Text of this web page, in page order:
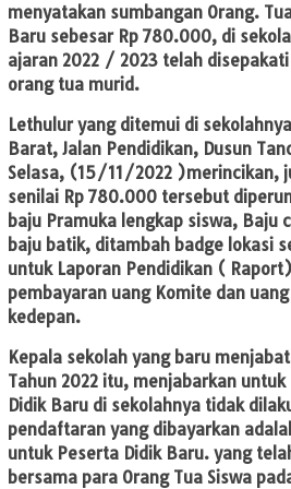
menyatakan sumbangan Orang.
Baru sebesar Rp 780.000, di
ajaran 2022 / 2023 telah
orang tua murid.
Lethulur yang ditemui di
Barat, Jalan Pendidikan, Dusun
Selasa, (15/11/2022 )merincikan,
senilai Rp 780.000 tersebut
baju Pramuka lengkap siswa, Baju
baju batik, ditambah badge lokasi
untuk Laporan Pendidikan (
pembayaran uang Komite dan
kedepan.
Kepala sekolah yang baru
Tahun 2022 itu, menjabarkan
Didik Baru di sekolahnya tidak
pendaftaran yang dibayarkan
untuk Peserta Didik Baru. yang
bersama para Orang Tua Siswa